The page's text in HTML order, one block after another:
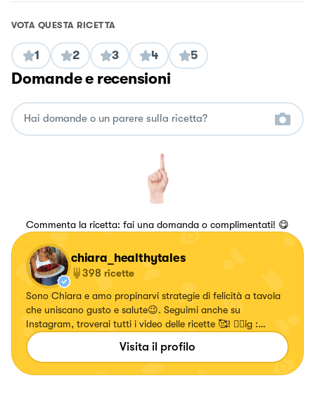
VOTA QUESTA RICETTA
1 2 3 4 5
Domande e recensioni
Commenta la ricetta: fai una domanda o complimentati! 😋
chiara_healthytales
398 ricette
Sono Chiara e amo propinarvi strategie di felicità a tavola
che uniscano gusto e salute😉. Seguimi anche su
Instagram, troverai tutti i video delle ricette 🥰! 👉🏻ig :
chiara_healthytales
Visita il profilo